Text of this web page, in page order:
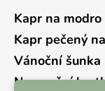
Kapr na modro
Kapr pečený
Vánoční šunka
Novoroční